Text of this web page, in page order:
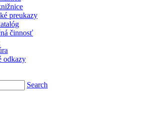
preukazy
činnosť
odkazy
Search